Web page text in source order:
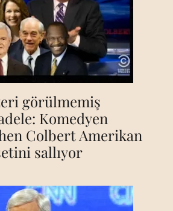
görülmemiş
Komedyen
Colbert Amerikan
sallıyor